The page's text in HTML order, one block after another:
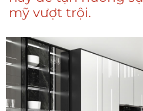
mỹ vượt trội.